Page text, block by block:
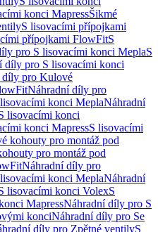
konci MapressŠikmé
S lisovacími přípojkami
přípojkami FlowFitS
pro S lisovacími konci MeplaS
díly pro S lisovacími konci
díly pro Kulové
Náhradní díly pro
konci MeplaNáhradní
lisovacími konci
konci MapressS lisovacími
kohouty pro montáž pod
pro montáž pod
Náhradní díly pro
konci MeplaNáhradní
lisovacími konci VolexS
MapressNáhradní díly pro S
konciNáhradní díly pro Se
díly pro Zpětné ventilyS